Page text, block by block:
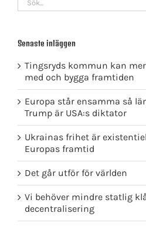
efter:
Senaste inläggen
Tingsryds kommun kan
med och bygga framtiden
Europa står ensamma så
Trump är USA:s diktator
Ukrainas frihet är
Europas framtid
Det går utför för världen
Vi behöver mindre statlig
decentralisering